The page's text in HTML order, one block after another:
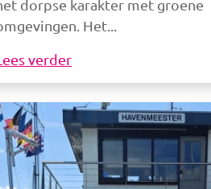
dorpse karakter met groene
Het
verder